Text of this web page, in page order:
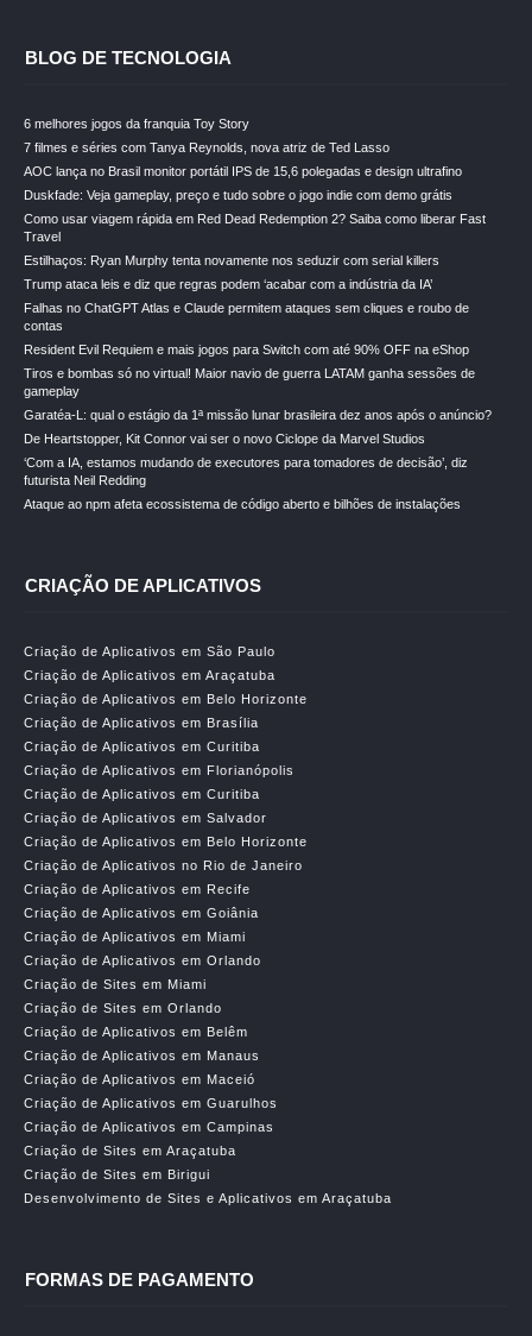
BLOG DE TECNOLOGIA
6 melhores jogos da franquia Toy Story
7 filmes e séries com Tanya Reynolds, nova atriz de Ted Lasso
AOC lança no Brasil monitor portátil IPS de 15,6 polegadas e design ultrafino
Duskfade: Veja gameplay, preço e tudo sobre o jogo indie com demo grátis
Como usar viagem rápida em Red Dead Redemption 2? Saiba como liberar Fast
Travel
Estilhaços: Ryan Murphy tenta novamente nos seduzir com serial killers
Trump ataca leis e diz que regras podem ‘acabar com a indústria da IA’
Falhas no ChatGPT Atlas e Claude permitem ataques sem cliques e roubo de
contas
Resident Evil Requiem e mais jogos para Switch com até 90% OFF na eShop
Tiros e bombas só no virtual! Maior navio de guerra LATAM ganha sessões de
gameplay
Garatéa-L: qual o estágio da 1ª missão lunar brasileira dez anos após o anúncio?
De Heartstopper, Kit Connor vai ser o novo Ciclope da Marvel Studios
‘Com a IA, estamos mudando de executores para tomadores de decisão’, diz
futurista Neil Redding
Ataque ao npm afeta ecossistema de código aberto e bilhões de instalações
CRIAÇÃO DE APLICATIVOS
Criação de Aplicativos em São Paulo
Criação de Aplicativos em Araçatuba
Criação de Aplicativos em Belo Horizonte
Criação de Aplicativos em Brasília
Criação de Aplicativos em Curitiba
Criação de Aplicativos em Florianópolis
Criação de Aplicativos em Curitiba
Criação de Aplicativos em Salvador
Criação de Aplicativos em Belo Horizonte
Criação de Aplicativos no Rio de Janeiro
Criação de Aplicativos em Recife
Criação de Aplicativos em Goiânia
Criação de Aplicativos em Miami
Criação de Aplicativos em Orlando
Criação de Sites em Miami
Criação de Sites em Orlando
Criação de Aplicativos em Belêm
Criação de Aplicativos em Manaus
Criação de Aplicativos em Maceió
Criação de Aplicativos em Guarulhos
Criação de Aplicativos em Campinas
Criação de Sites em Araçatuba
Criação de Sites em Birigui
Desenvolvimento de Sites e Aplicativos em Araçatuba
FORMAS DE PAGAMENTO